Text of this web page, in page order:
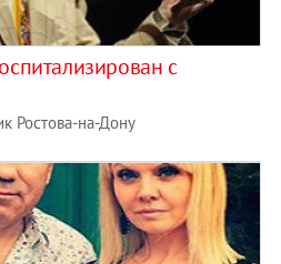
с
Ростова-на-Дону